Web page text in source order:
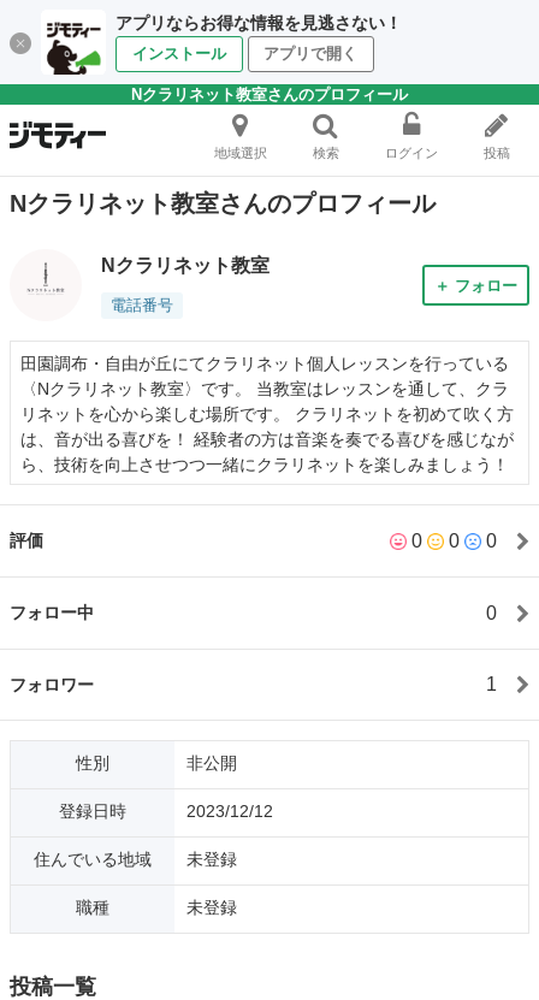
アプリならお得な情報を見逃さない！
インストール アプリで開く
Nクラリネット教室さんのプロフィール
地域選択 検索 ログイン 投稿
Nクラリネット教室さんのプロフィール
Nクラリネット教室
電話番号
＋ フォロー
田園調布・自由が丘にてクラリネット個人レッスンを行っている
〈Nクラリネット教室〉です。 当教室はレッスンを通して、クラ
リネットを心から楽しむ場所です。 クラリネットを初めて吹く方
は、音が出る喜びを！ 経験者の方は音楽を奏でる喜びを感じなが
ら、技術を向上させつつ一緒にクラリネットを楽しみましょう！
評価 0 0 0
フォロー中 0
フォロワー 1
性別 非公開
登録日時 2023/12/12
住んでいる地域 未登録
職種 未登録
投稿一覧